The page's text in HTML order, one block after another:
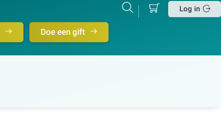
Zoeken
Mijn
winkelmand
BetalenLog in
Doe een gift